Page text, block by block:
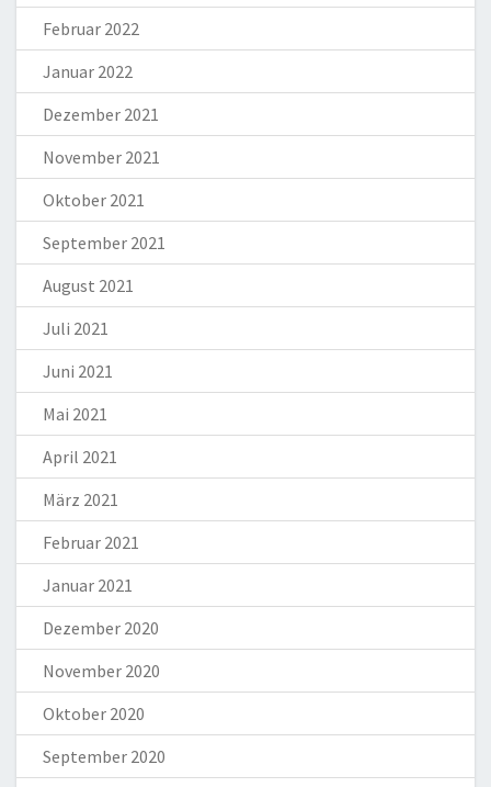
Februar 2022
Januar 2022
Dezember 2021
November 2021
Oktober 2021
September 2021
August 2021
Juli 2021
Juni 2021
Mai 2021
April 2021
März 2021
Februar 2021
Januar 2021
Dezember 2020
November 2020
Oktober 2020
September 2020